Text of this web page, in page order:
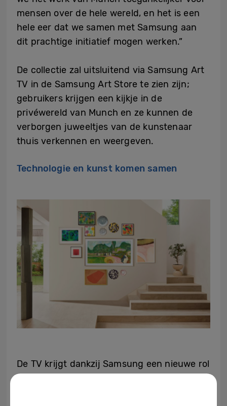
mensen over de hele wereld, en het is een
hele eer dat we samen met Samsung aan
dit prachtige initiatief mogen werken.”
De collectie zal uitsluitend via Samsung Art
TV in de Samsung Art Store te zien zijn;
gebruikers krijgen een kijkje in de
privéwereld van Munch en ze kunnen de
verborgen juweeltjes van de kunstenaar
thuis verkennen en weergeven.
Technologie en kunst komen samen
De TV krijgt dankzij Samsung een nieuwe rol